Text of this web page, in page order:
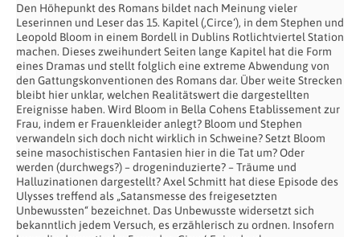
Den Höhepunkt des Romans bildet nach Meinung vieler
Leserinnen und Leser das 15. Kapitel (‚Circe‘), in dem Stephen und
Leopold Bloom in einem Bordell in Dublins Rotlichtviertel Station
machen. Dieses zweihundert Seiten lange Kapitel hat die Form
eines Dramas und stellt folglich eine extreme Abwendung von
den Gattungskonventionen des Romans dar. Über weite Strecken
bleibt hier unklar, welchen Realitätswert die dargestellten
Ereignisse haben. Wird Bloom in Bella Cohens Etablissement zur
Frau, indem er Frauenkleider anlegt? Bloom und Stephen
verwandeln sich doch nicht wirklich in Schweine? Setzt Bloom
seine masochistischen Fantasien hier in die Tat um? Oder
werden (durchwegs?) – drogeninduzierte? – Träume und
Halluzinationen dargestellt? Axel Schmitt hat diese Episode des
Ulysses treffend als „Satansmesse des freigesetzten
Unbewussten“ bezeichnet. Das Unbewusste widersetzt sich
bekanntlich jedem Versuch, es erzählerisch zu ordnen. Insofern